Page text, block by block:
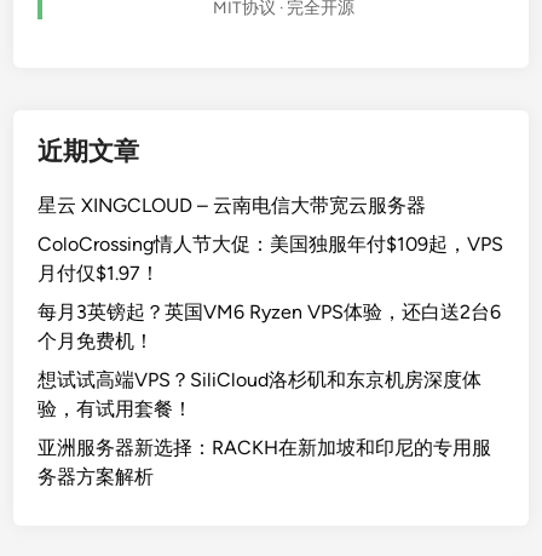
A
S
0
G
流
MIT协议 · 完全开源
近期文章
星云 XINGCLOUD – 云南电信大带宽云服务器
ColoCrossing情人节大促：美国独服年付$109起，VPS
月付仅$1.97！
每月3英镑起？英国VM6 Ryzen VPS体验，还白送2台6
个月免费机！
想试试高端VPS？SiliCloud洛杉矶和东京机房深度体
验，有试用套餐！
亚洲服务器新选择：RACKH在新加坡和印尼的专用服
务器方案解析